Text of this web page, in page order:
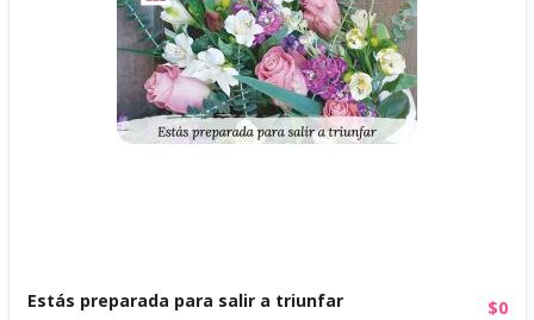
Estás preparada para salir a triunfar $0